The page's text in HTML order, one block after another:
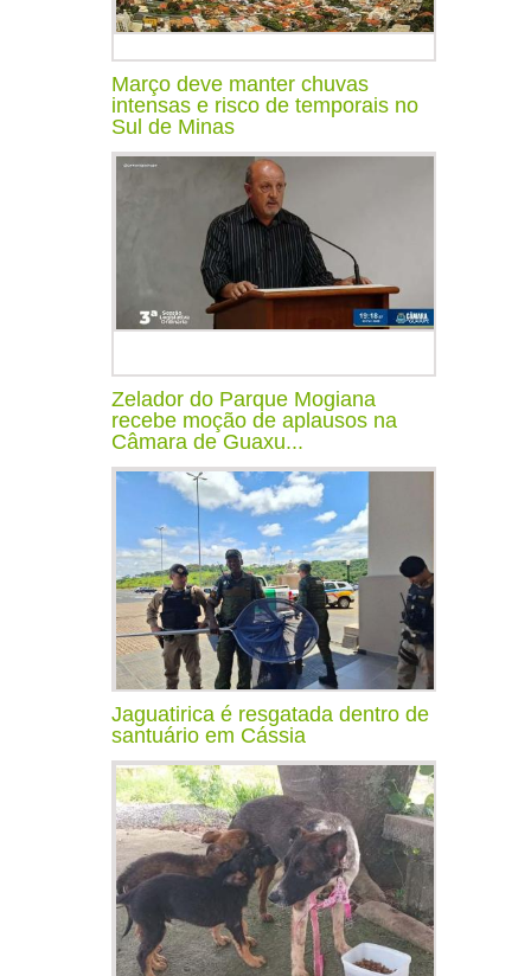
Março deve manter chuvas
intensas e risco de temporais no
Sul de Minas
Zelador do Parque Mogiana
recebe moção de aplausos na
Câmara de Guaxu...
Jaguatirica é resgatada dentro de
santuário em Cássia